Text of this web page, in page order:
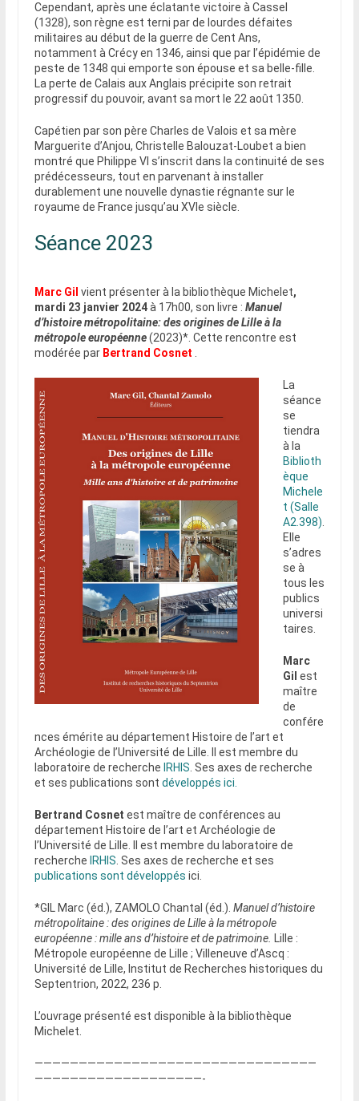
Cependant, après une éclatante victoire à Cassel
(1328), son règne est terni par de lourdes défaites
militaires au début de la guerre de Cent Ans,
notamment à Crécy en 1346, ainsi que par l’épidémie de
peste de 1348 qui emporte son épouse et sa belle-fille.
La perte de Calais aux Anglais précipite son retrait
progressif du pouvoir, avant sa mort le 22 août 1350.
Capétien par son père Charles de Valois et sa mère
Marguerite d’Anjou, Christelle Balouzat-Loubet a bien
montré que Philippe VI s’inscrit dans la continuité de ses
prédécesseurs, tout en parvenant à installer
durablement une nouvelle dynastie régnante sur le
royaume de France jusqu’au XVIe siècle.
Séance 2023
Marc Gil vient présenter à la bibliothèque Michelet,
mardi 23 janvier 2024à 17h00, son livre : Manuel
d’histoire métropolitaine: des origines de Lille à la
métropole européenne(2023)*. Cette rencontre est
modérée par Bertrand Cosnet
La
séance
se
tiendra
à la
Biblioth
èque
Michele
t (Salle
A2.398)
Elle
s’adres
se à
tous les
publics
universi
taires.
Marc
Gil est
maître
de
confére
nces émérite au département Histoire de l’art et
Archéologie de l’Université de Lille. Il est membre du
laboratoire de recherche IRHIS . Ses axes de recherche
et ses publications sont développés ici.
Bertrand Cosnet est maître de conférences au
département Histoire de l’art et Archéologie de
l’Université de Lille. Il est membre du laboratoire de
recherche IRHIS . Ses axes de recherche et ses
publications sont développés ici.
*GIL Marc (éd.), ZAMOLO Chantal (éd.). Manuel d’histoire
métropolitaine : des origines de Lille à la métropole
européenne : mille ans d’histoire et de patrimoine. Lille :
Métropole européenne de Lille ; Villeneuve d’Ascq :
Université de Lille, Institut de Recherches historiques du
Septentrion, 2022, 236 p.
L’ouvrage présenté est disponible à la bibliothèque
Michelet.
————————————————————————————————
———————————————————-